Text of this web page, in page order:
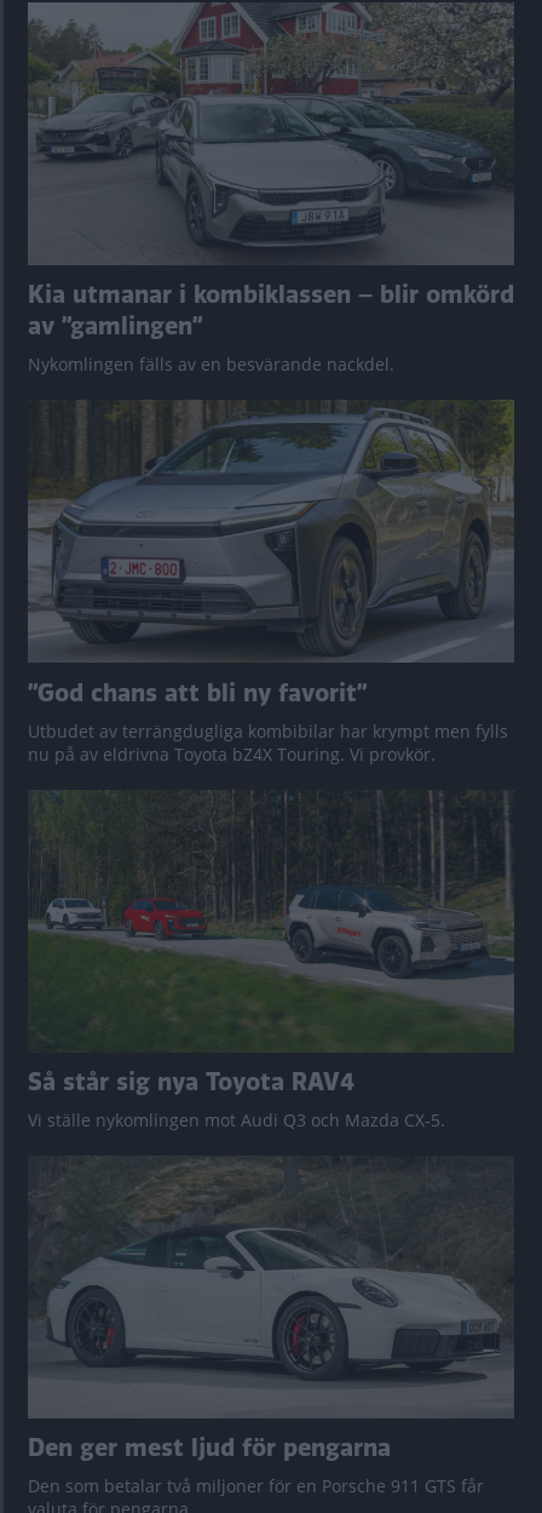
Kia utmanar i kombiklassen – blir omkörd
av ”gamlingen”
Nykomlingen fälls av en besvärande nackdel.
”God chans att bli ny favorit”
Utbudet av terrängdugliga kombibilar har krympt men fylls
nu på av eldrivna Toyota bZ4X Touring. Vi provkör.
Så står sig nya Toyota RAV4
Vi ställe nykomlingen mot Audi Q3 och Mazda CX-5.
Den ger mest ljud för pengarna
Den som betalar två miljoner för en Porsche 911 GTS får